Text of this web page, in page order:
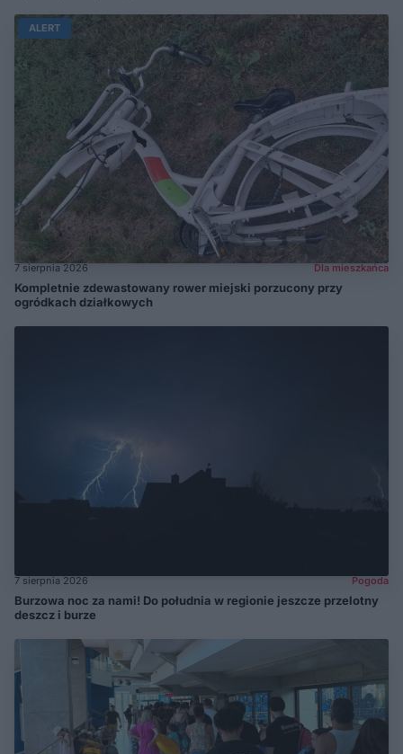
ALERT
7 sierpnia 2026 Dla mieszkańca
Kompletnie zdewastowany rower miejski porzucony przy
ogródkach działkowych
7 sierpnia 2026 Pogoda
Burzowa noc za nami! Do południa w regionie jeszcze przelotny
deszcz i burze